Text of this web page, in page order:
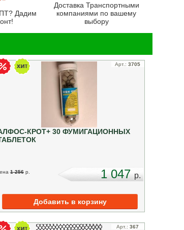
Дадим
Доставка Транспортными
компаниями по вашему
выбору
Арт.:3705
КРОТ+ 30 ФУМИГАЦИОННЫХ
1 256 p. 1 047p.
Арт.:367